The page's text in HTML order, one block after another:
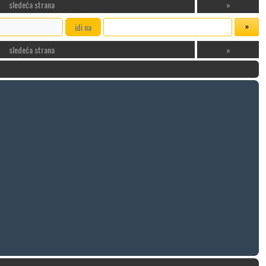
sledeća strana
»
idi na
sledeća strana
»